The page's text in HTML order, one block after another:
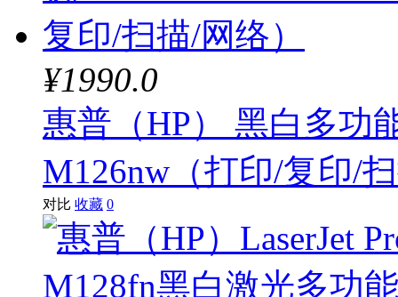
¥1990.0
惠普（HP） 黑白多功
M126nw（打印/复印/
对比 收藏 0